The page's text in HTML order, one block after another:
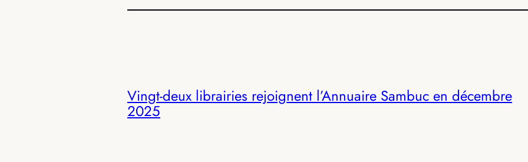
Vingt-deux librairies rejoignent l’Annuaire Sambuc en décembre
2025